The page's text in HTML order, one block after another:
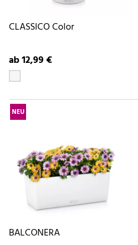
CLASSICO Color
ab 12,99 €
NEU
BALCONERA